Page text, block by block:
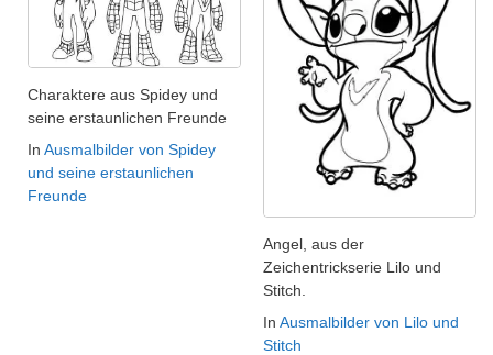
Charaktere aus Spidey und
seine erstaunlichen Freunde
In Ausmalbilder von Spidey
und seine erstaunlichen
Freunde
Angel, aus der
Zeichentrickserie Lilo und
Stitch.
In Ausmalbilder von Lilo und
Stitch